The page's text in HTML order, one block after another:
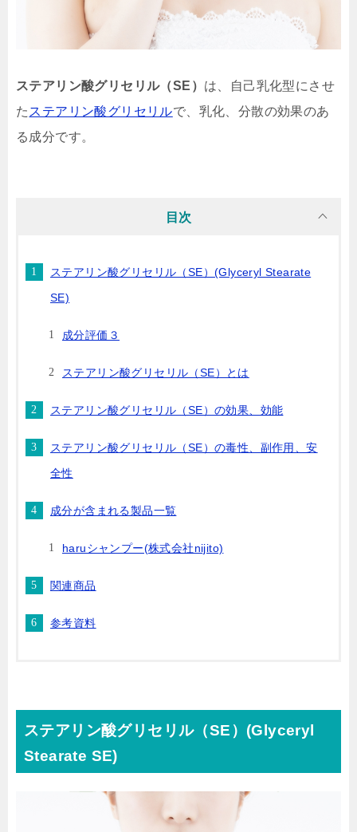
ステアリン酸グリセリル（SE） は、自己乳化型にさせ
た ステアリン酸グリセリルで、乳化、分散の効果のあ
る成分です。
目次
ステアリン酸グリセリル（SE）(Glyceryl Stearate
SE)
成分評価３
ステアリン酸グリセリル（SE）とは
ステアリン酸グリセリル（SE）の効果、効能
ステアリン酸グリセリル（SE）の毒性、副作用、安
全性
成分が含まれる製品一覧
haruシャンプー(株式会社nijito)
関連商品
参考資料
ステアリン酸グリセリル（SE）(Glyceryl
Stearate SE)